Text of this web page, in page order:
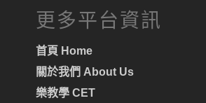
更多平台資訊
首頁 Home
關於我們 About Us
樂教學 CET